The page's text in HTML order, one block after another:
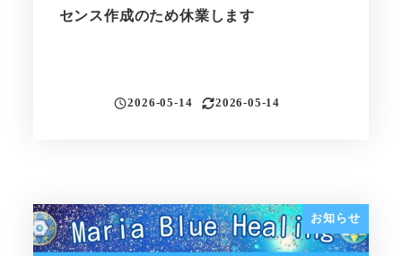
センス作成のため休業します
投稿日
2026-05-14
更新日
2026-05-14
お知らせ